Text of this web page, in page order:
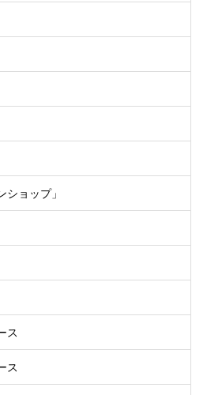
ョップ」
ス
ス